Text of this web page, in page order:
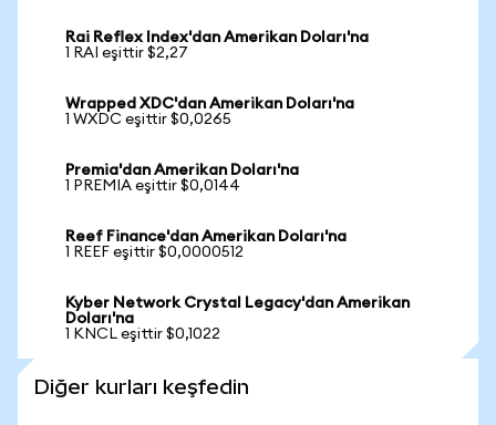
Rai Reflex Index'dan Amerikan Doları'na
1 RAI eşittir $2,27
Wrapped XDC'dan Amerikan Doları'na
1 WXDC eşittir $0,0265
Premia'dan Amerikan Doları'na
1 PREMIA eşittir $0,0144
Reef Finance'dan Amerikan Doları'na
1 REEF eşittir $0,0000512
Kyber Network Crystal Legacy'dan Amerikan
Doları'na
1 KNCL eşittir $0,1022
Diğer kurları keşfedin